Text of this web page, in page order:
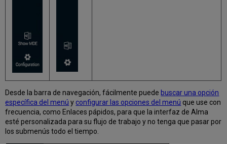
Desde la barra de navegación, fácilmente puede buscar una opción
específica del menú y configurar las opciones del menú que use con
frecuencia, como Enlaces pápidos, para que la interfaz de Alma
esté personalizada para su flujo de trabajo y no tenga que pasar por
los submenús todo el tiempo.